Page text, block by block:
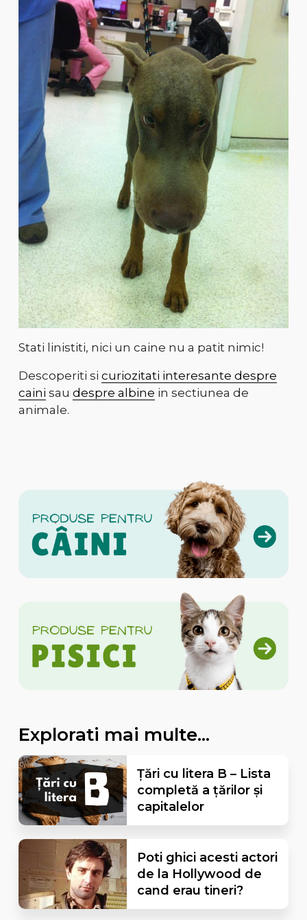
Stati linistiti, nici un caine nu a patit nimic!
Descoperiti si curiozitati interesante despre
caini sau despre albine in sectiunea de
animale.
Explorati mai multe...
Țări cu litera B – Lista
completă a țărilor și
capitalelor
Poti ghici acesti actori
de la Hollywood de
cand erau tineri?